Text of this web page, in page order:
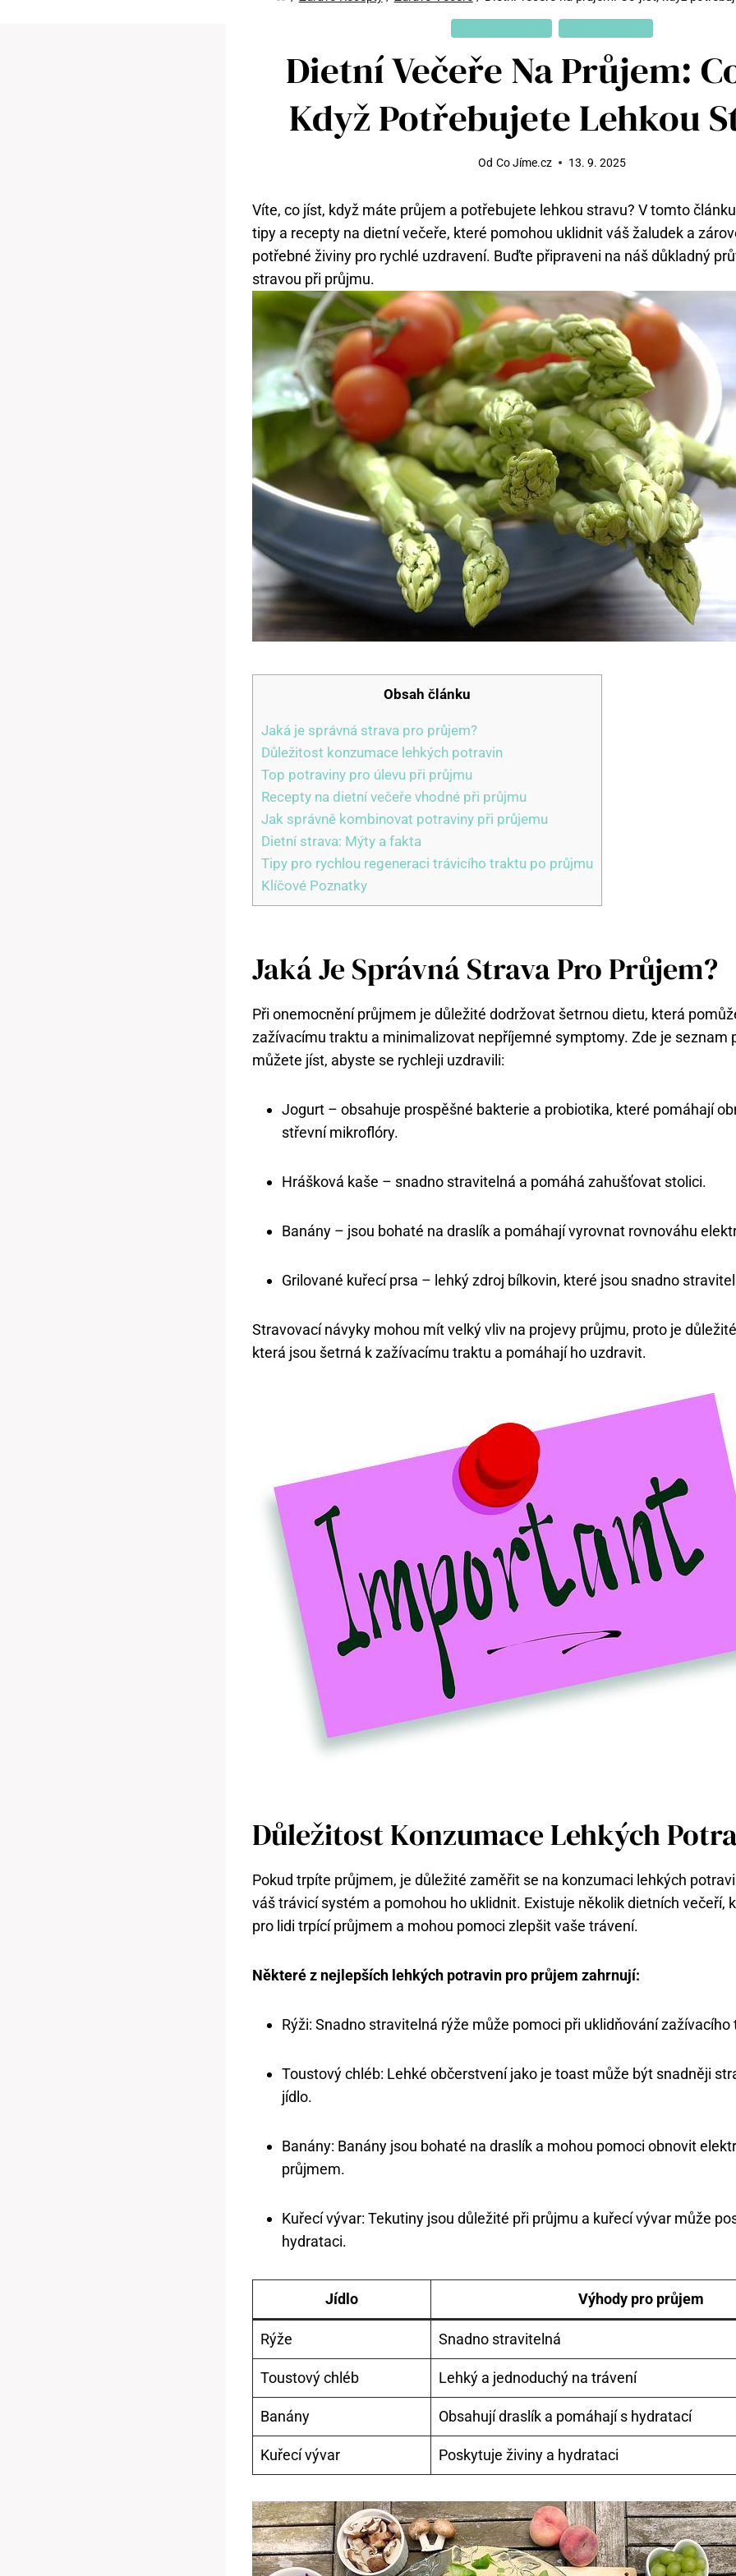
Dietní Večeře Na Průjem:
Když Potřebujete Lehkou
Od Co Jíme.cz 13. 9. 2025
Víte, co jíst, když máte průjem a potřebujete lehkou stravu? V tomto
tipy a recepty na dietní večeře, které pomohou uklidnit váš žaludek a
potřebné živiny pro rychlé uzdravení. Buďte připraveni na náš důkladný
stravou při průjmu.
Obsah článku
Jaká je správná strava pro průjem?
Důležitost konzumace lehkých potravin
Top potraviny pro úlevu při průjmu
Recepty na dietní večeře vhodné při průjmu
Jak správně kombinovat potraviny při průjemu
Dietní strava: Mýty a fakta
Tipy pro rychlou regeneraci trávicího traktu po průjmu
Klíčové Poznatky
Jaká Je Správná Strava Pro Průjem?
Při onemocnění průjmem je důležité dodržovat šetrnou dietu, která
zažívacímu traktu a minimalizovat nepříjemné symptomy. Zde je seznam
můžete jíst, abyste se rychleji uzdravili:
Jogurt – obsahuje prospěšné bakterie a probiotika, které pomáhají
střevní mikroflóry.
Hrášková kaše – snadno stravitelná a pomáhá zahušťovat stolici.
Banány – jsou bohaté na draslík a pomáhají vyrovnat rovnováhu
Grilované kuřecí prsa – lehký zdroj bílkovin, které jsou snadno
Stravovací návyky mohou mít velký vliv na projevy průjmu, proto je
která jsou šetrná k zažívacímu traktu a pomáhají ho uzdravit.
Důležitost Konzumace Lehkých
Pokud trpíte průjmem, je důležité zaměřit se na konzumaci lehkých
váš trávicí systém a pomohou ho uklidnit. Existuje několik dietních večeří,
pro lidi trpící průjmem a mohou pomoci zlepšit vaše trávení.
Některé z nejlepších lehkých potravin pro průjem zahrnují:
Rýži: Snadno stravitelná rýže může pomoci při uklidňování zažívacího
Toustový chléb: Lehké občerstvení jako je toast může být snadněji
jídlo.
Banány: Banány jsou bohaté na draslík a mohou pomoci obnovit
průjmem.
Kuřecí vývar: Tekutiny jsou důležité při průjmu a kuřecí vývar může
hydrataci.
Jídlo Výhody pro průjem
Rýže Snadno stravitelná
Toustový chléb Lehký a jednoduchý na trávení
Banány Obsahují draslík a pomáhají s hydratací
Kuřecí vývar Poskytuje živiny a hydrataci